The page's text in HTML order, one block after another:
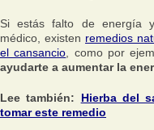
Si estás falto de energía
médico, existen remedios
el cansancio , como por
ayudarte a aumentar la
Lee también: Hierba del
tomar este remedio